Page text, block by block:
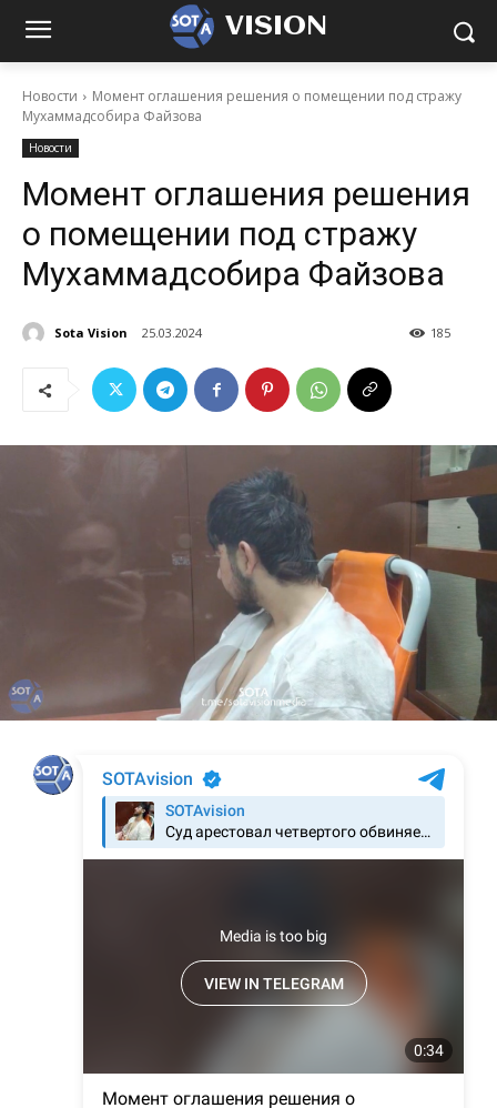
VISION
Новости
Момент оглашения решения о помещении под стражу
Мухаммадсобира Файзова
Новости
Момент оглашения решения
о помещении под стражу
Мухаммадсобира Файзова
Sota Vision 25.03.2024 185